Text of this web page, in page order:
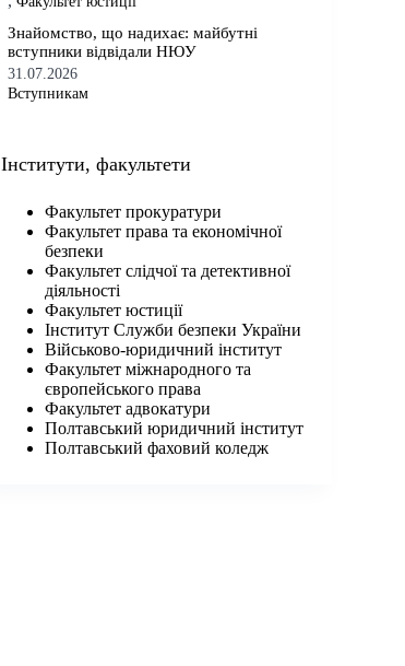
Знайомство, що надихає: майбутні
вступники відвідали НЮУ
31.07.2026
Вступникам
Iнститути, факультети
Факультет прокуратури
Факультет права та економічної
безпеки
Факультет слідчої та детективної
діяльності
Факультет юстиції
Інститут Служби безпеки України
Військово-юридичний інститут
Факультет міжнародного та
європейського права
Факультет адвокатури
Полтавський юридичний інститут
Полтавський фаховий коледж